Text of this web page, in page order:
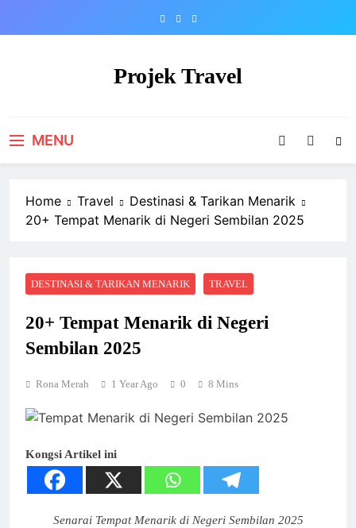
Projek Travel
MENU
Home Travel
Destinasi & Tarikan Menarik
20+ Tempat Menarik di Negeri Sembilan 2025
DESTINASI & TARIKAN MENARIK TRAVEL
20+ Tempat Menarik di Negeri
Sembilan 2025
Rona Merah 1 Year Ago 0 8 Mins
Kongsi Artikel ini
Senarai Tempat Menarik di Negeri Sembilan 2025